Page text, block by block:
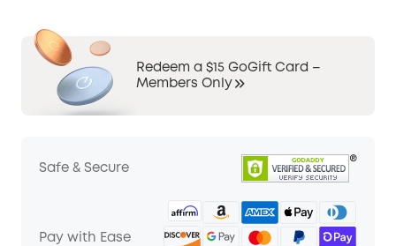
Redeem a $15 GoGift Card –
Members Only
Safe & Secure
Pay with Ease